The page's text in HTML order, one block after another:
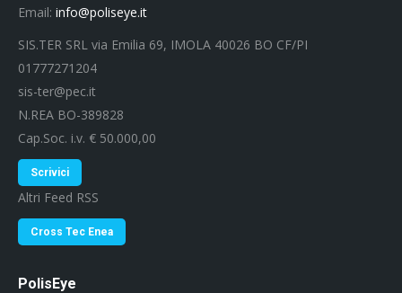
Email: info@poliseye.it
SIS.TER SRL via Emilia 69, IMOLA 40026 BO CF/PI
01777271204
sis-ter@pec.it
N.REA BO-389828
Cap.Soc. i.v. € 50.000,00
Scrivici
Altri Feed RSS
Cross Tec Enea
PolisEye